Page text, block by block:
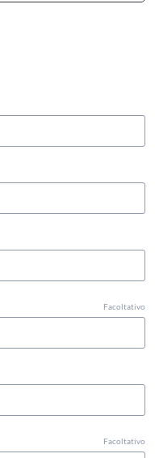
Facoltativo
Facoltativo